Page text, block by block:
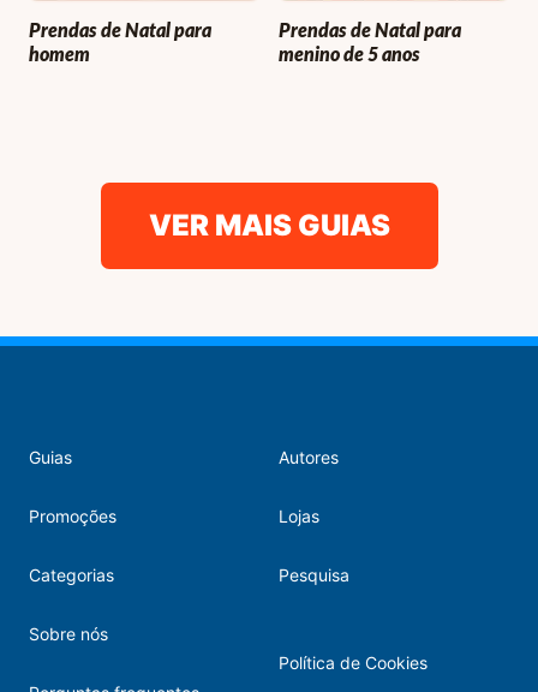
Prendas de Natal para
homem
Prendas de Natal para
menino de 5 anos
VER MAIS GUIAS
Guias
Promoções
Categorias
Autores
Lojas
Pesquisa
Sobre nós
Política de Cookies